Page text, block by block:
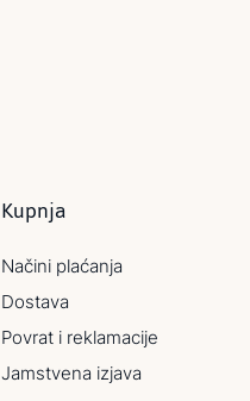
Kupnja
Načini plaćanja
Dostava
Povrat i reklamacije
Jamstvena izjava